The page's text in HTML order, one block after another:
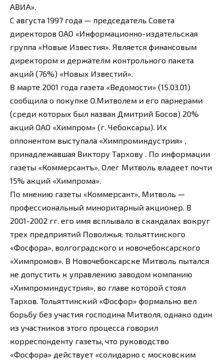
АВИА».
С августа 1997 года — председатель Совета
директоров ОАО «Информационно-издательская
группа «Новые Известия». Является финансовым
директором и держателм контрольного пакета
акций (76%) «Новых Известий».
В марте 2001 года газета «Ведомости» (15.03.01)
сообщила о покупке О.Митволем и его парнерами
(среди которых был назван Дмитрий Босов) 20%
акций ОАО «Химпром» (г. Чебоксары). Их
оппонентом выступала «Химпроминдустрия» ,
принадлежавшая Виктору Тархову . По информации
газеты «Коммерсантъ», Олег Митволь владеет почти
15% акций «Химпрома».
По мнению газеты «Коммерсант», Митволь —
профессиональный миноритарный акционер. В
2001-2002 гг. его имя всплывало в скандалах вокруг
трех предприятий Поволжья: тольяттинского
«Фосфора», волгоградского и новочебоксарского
«Химпромов». В Новочебоксарске Митволь пытался
не допустить к управлению заводом компанию
«Химпроминдустрия», во главе которой стоял
Тархов. Тольяттинский «Фосфор» формально вел
борьбу без участия господина Митволя, однако один
из участников этого процесса говорил
корреспонденту газеты, что руководство
«Фосфора» действует «солидарно с московским